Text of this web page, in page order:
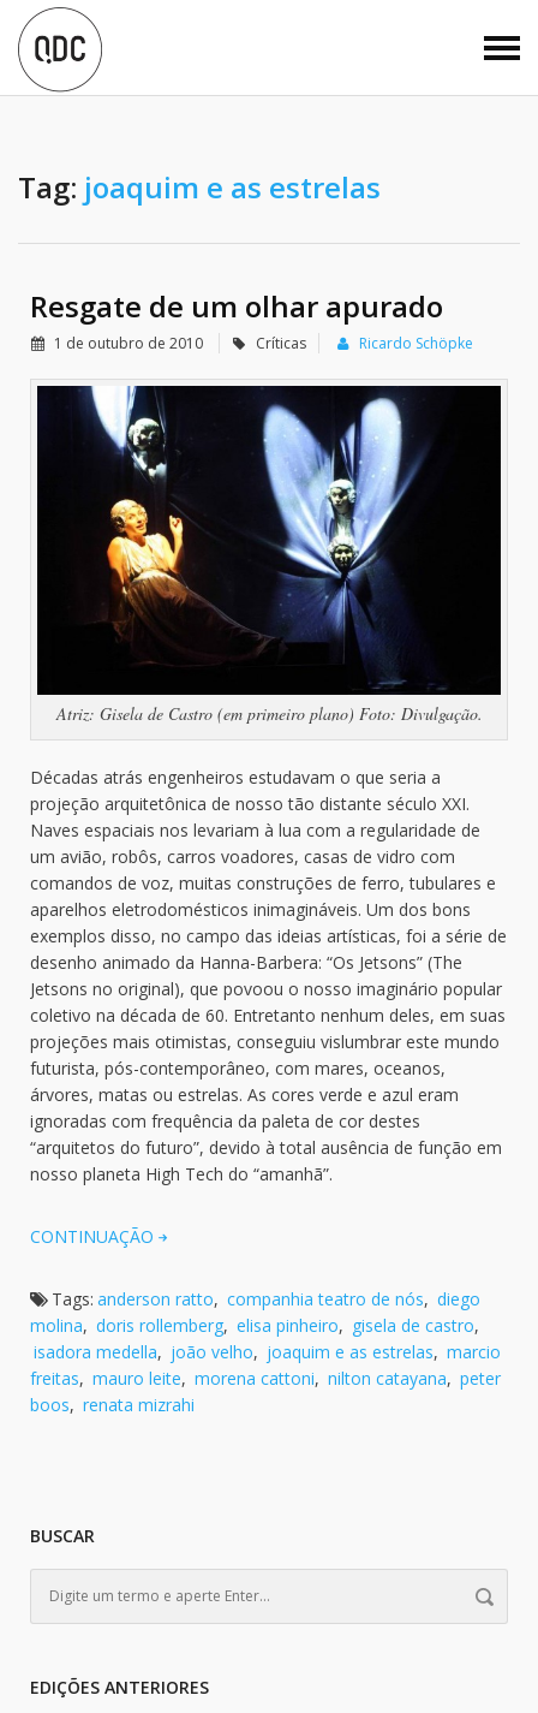
Tag: joaquim e as estrelas
Resgate de um olhar apurado
1 de outubro de 2010 Críticas Ricardo Schöpke
Atriz: Gisela de Castro (em primeiro plano) Foto: Divulgação.
Décadas atrás engenheiros estudavam o que seria a
projeção arquitetônica de nosso tão distante século XXI.
Naves espaciais nos levariam à lua com a regularidade de
um avião, robôs, carros voadores, casas de vidro com
comandos de voz, muitas construções de ferro, tubulares e
aparelhos eletrodomésticos inimagináveis. Um dos bons
exemplos disso, no campo das ideias artísticas, foi a série de
desenho animado da Hanna-Barbera: “Os Jetsons” (The
Jetsons no original), que povoou o nosso imaginário popular
coletivo na década de 60. Entretanto nenhum deles, em suas
projeções mais otimistas, conseguiu vislumbrar este mundo
futurista, pós-contemporâneo, com mares, oceanos,
árvores, matas ou estrelas. As cores verde e azul eram
ignoradas com frequência da paleta de cor destes
“arquitetos do futuro”, devido à total ausência de função em
nosso planeta High Tech do “amanhã”.
CONTINUAÇÃO
Tags: anderson ratto, companhia teatro de nós, diego
molina, doris rollemberg, elisa pinheiro, gisela de castro,
isadora medella, joão velho, joaquim e as estrelas, marcio
freitas, mauro leite, morena cattoni, nilton catayana, peter
boos, renata mizrahi
BUSCAR
EDIÇÕES ANTERIORES